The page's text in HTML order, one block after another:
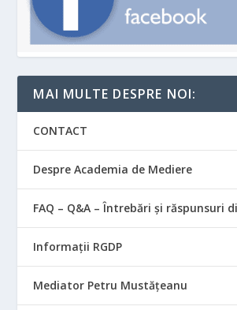
MAI MULTE DESPRE NOI:
CONTACT
Despre Academia de Mediere
FAQ – Q&A – Întrebări și răspunsuri
Informații RGDP
Mediator Petru Mustățeanu